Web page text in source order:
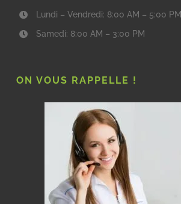
Lundi – Vendredi: 8:00 AM – 5:00 PM
Samedi: 8:00 AM – 3:00 PM
ON VOUS RAPPELLE !